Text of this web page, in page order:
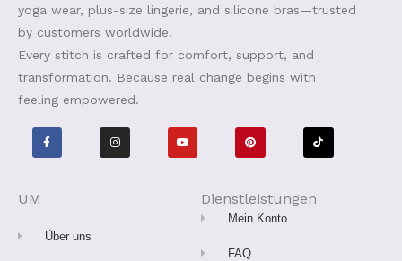
yoga wear, plus-size lingerie, and silicone bras—trusted
by customers worldwide.
Every stitch is crafted for comfort, support, and
transformation. Because real change begins with
feeling empowered.
F
a
c
e
I
n
s
t
Y
o
u
t
P
i
n
t
s
t
T
i
k
t
UM
Über uns
Dienstleistungen
Mein Konto
FAQ